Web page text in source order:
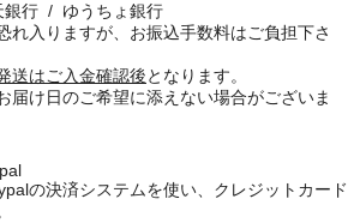
行 / ゆうちょ銀行
お振込手数料はご負担下さ
送はご入金確認後となります。
に添えない場合がございま
テムを使い、クレジットカード